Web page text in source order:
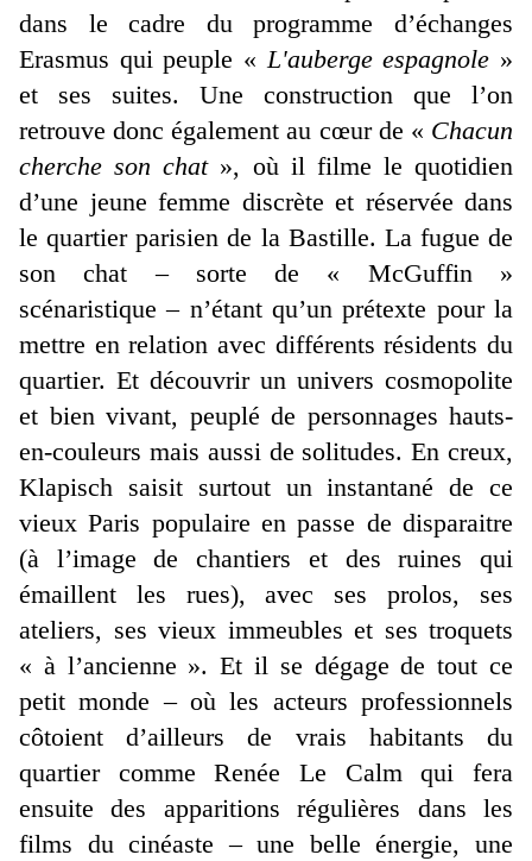
dans le cadre du programme d’échanges
Erasmus qui peuple «L'auberge espagnole »
et ses suites. Une construction que l’on
retrouve donc également au cœur de « Chacun
cherche son chat», où il filme le quotidien
d’une jeune femme discrète et réservée dans
le quartier parisien de la Bastille. La fugue de
son chat – sorte de « McGuffin »
scénaristique – n’étant qu’un prétexte pour la
mettre en relation avec différents résidents du
quartier. Et découvrir un univers cosmopolite
et bien vivant, peuplé de personnages hauts-
en-couleurs mais aussi de solitudes. En creux,
Klapisch saisit surtout un instantané de ce
vieux Paris populaire en passe de disparaitre
(à l’image de chantiers et des ruines qui
émaillent les rues), avec ses prolos, ses
ateliers, ses vieux immeubles et ses troquets
« à l’ancienne ». Et il se dégage de tout ce
petit monde – où les acteurs professionnels
côtoient d’ailleurs de vrais habitants du
quartier comme Renée Le Calm qui fera
ensuite des apparitions régulières dans les
films du cinéaste – une belle énergie, une